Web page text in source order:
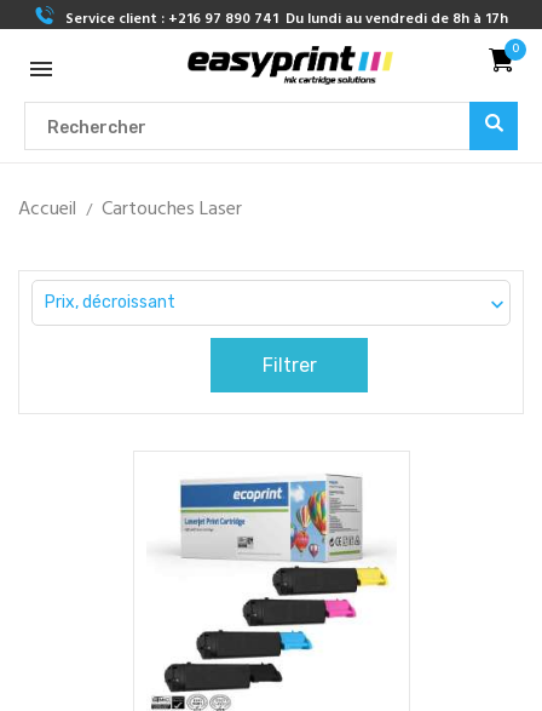
Service client : +216 97 890 741 Du lundi au vendredi de 8h à 17h
0
Accueil Cartouches Laser
Prix, décroissant 
Filtrer